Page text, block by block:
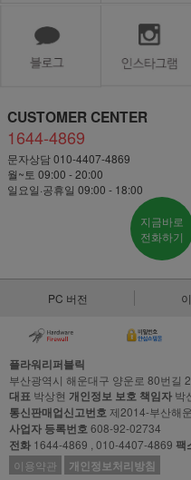
CUSTOMER CENTER
1644-4869
문자상담 010-4407-4869
월~토 09:00 - 20:00
일요일·공휴일 09:00 - 18:00
지금바로
전화하기
PC 버전
플라워리퍼블릭
부산광역시 해운대구 양운로 80번길
대표 박상현 개인정보 보호 책임자 박
통신판매업신고번호제2014-부산해
사업자 등록번호608-92-02734
전화 1644-4869 , 010-4407-4869 팩
이용약관
개인정보처리방침